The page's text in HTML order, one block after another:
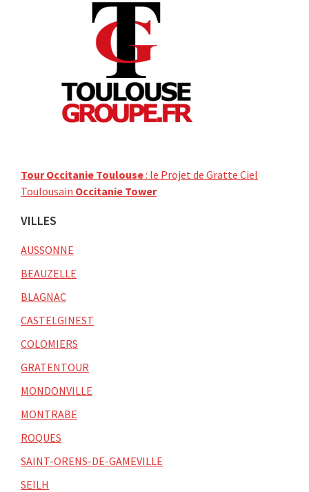
Tour Occitanie Toulouse: le Projet de Gratte Ciel
Toulousain Occitanie Tower
VILLES
AUSSONNE
BEAUZELLE
BLAGNAC
CASTELGINEST
COLOMIERS
GRATENTOUR
MONDONVILLE
MONTRABE
ROQUES
SAINT-ORENS-DE-GAMEVILLE
SEILH